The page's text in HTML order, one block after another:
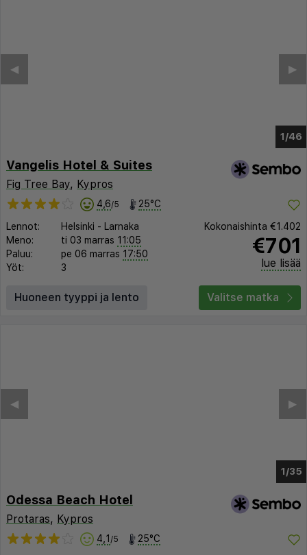
1/42
▶︎
◀︎
Vangelis Hotel & Suites
Fig Tree Bay, Kypros
4,6/5 25°C
Lennot: Helsinki -
Larnaka
Meno:
ti 03 marras 11:05
Paluu:
pe 06 marras 17:50
Yöt:
3
Kokonaishinta €1.402
€701
lue lisää
Huoneen tyyppi ja lento Valitse matka
1/31
▶︎
◀︎
Odessa Beach Hotel
Protaras, Kypros
4,1 /5 25°C